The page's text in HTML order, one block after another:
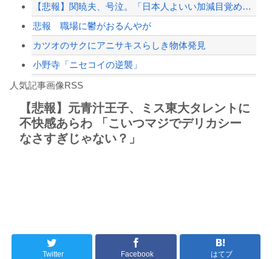
【緊急速報】NYで警官が黒人男性の首を絞め、暴動第二波不可避へ
Powered by livedoor 相互RSS
【悲報】関暁夫、号泣。「日本人よいい加減目覚めろ！」と涙の訴え
悲報 職場に鬱がおるんやが
カツオのサクにアニサキスらしき物体発見
小野寺「ニセコイの逆襲」
【言うて人手不足だし？】未経験から「エンジニア」になるという選択‥‥
8/4のニュース
Powered by livedoor 相互RSS
人気記事画像RSS
【悲報】元青汁王子、ミス東大タレントに
不快感あらわ 「こいつマジでデリカシー
なさすぎじゃない？」
Twitter Facebook はてブ